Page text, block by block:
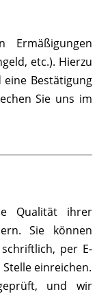
Ermäßigungen
etc.). Hierzu
Bestätigung
Sie uns im
Qualität ihrer
Sie können
per E-
einreichen.
und wir